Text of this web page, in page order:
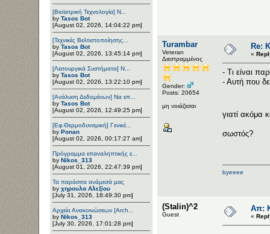
[Βιοϊατρική Τεχνολογία] Ν...
by Tasos Bot
[August 02, 2026, 14:04:22 pm]
[Τεχνικές Βελτιστοποίησης...
by Tasos Bot
[August 02, 2026, 13:45:14 pm]
[Λειτουργικά Συστήματα] Ν...
by Tasos Bot
[August 02, 2026, 13:22:10 pm]
[Ανάλυση Δεδομένων] Να επ...
by Tasos Bot
[August 02, 2026, 12:49:25 pm]
[Εφ.Θερμοδυναμική] Γενικέ...
by Ponan
[August 02, 2026, 00:17:27 am]
Πρόγραμμα επαναληπτικής ε...
by Nikos_313
[August 01, 2026, 22:47:39 pm]
Τα παράσιτα ανάμεσά μας
by χηρουλα Αλεξίου
[July 31, 2026, 18:49:30 pm]
Αρχείο Ανακοινώσεων [Arch...
by Nikos_313
[July 30, 2026, 17:01:28 pm]
Turambar
Veteran
Διεστραμμένος
Gender:
Posts: 20654
μη νοιάζεσαι
Re:
«
- Τι είναι
- Αυτή που
γιατί ακόμα
σωστός?
byeeee
(Stalin)^2
Guest
Απ:
«